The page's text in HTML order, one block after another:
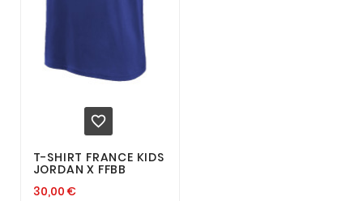

T-SHIRT FRANCE KIDS
JORDAN X FFBB
30,00 €